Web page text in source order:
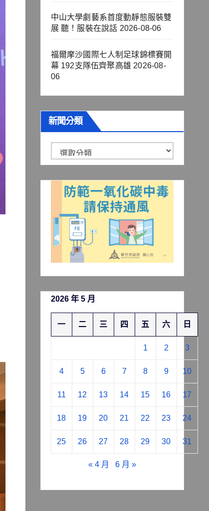
中山大學劇藝系首度動靜態服裝雙
展 聽！服裝在說話 2026-08-06
福爾摩沙國際七人制足球錦標賽開
幕 192支隊伍齊聚高雄 2026-08-
06
新聞分類
聞
分
2026 年 5 月
一 二 三 四 五 六 日
1 2 3
4 5 6 7 8 9 10
11 12 13 14 15 16 17
18 19 20 21 22 23 24
25 26 27 28 29 30 31
« 4 月 6 月 »